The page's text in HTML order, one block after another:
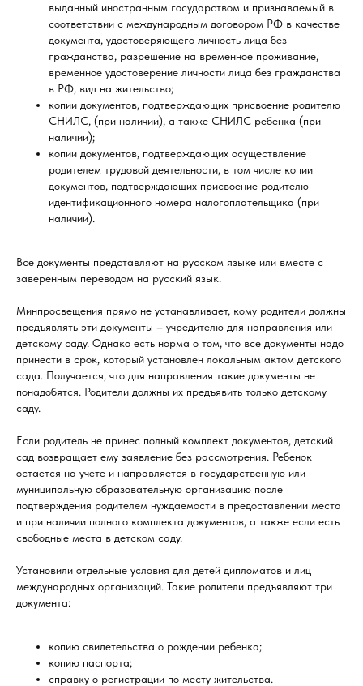
выданный иностранным государством и признаваемый в
соответствии с международным договором РФ в качестве
документа, удостоверяющего личность лица без
гражданства, разрешение на временное проживание,
временное удостоверение личности лица без гражданства
в РФ, вид на жительство;
копии документов, подтверждающих присвоение родителю
СНИЛС, (при наличии), а также СНИЛС ребенка (при
наличии);
копии документов, подтверждающих осуществление
родителем трудовой деятельности, в том числе копии
документов, подтверждающих присвоение родителю
идентификационного номера налогоплательщика (при
наличии).
Все документы представляют на русском языке или вместе с
заверенным переводом на русский язык.
Минпросвещения прямо не устанавливает, кому родители должны
предъявлять эти документы – учредителю для направления или
детскому саду. Однако есть норма о том, что все документы надо
принести в срок, который установлен локальным актом детского
сада. Получается, что для направления такие документы не
понадобятся. Родители должны их предъявить только детскому
саду.
Если родитель не принес полный комплект документов, детский
сад возвращает ему заявление без рассмотрения. Ребенок
остается на учете и направляется в государственную или
муниципальную образовательную организацию после
подтверждения родителем нуждаемости в предоставлении места
и при наличии полного комплекта документов, а также если есть
свободные места в детском саду.
Установили отдельные условия для детей дипломатов и лиц
международных организаций. Такие родители предъявляют три
документа:
копию свидетельства о рождении ребенка;
копию паспорта;
справку о регистрации по месту жительства.